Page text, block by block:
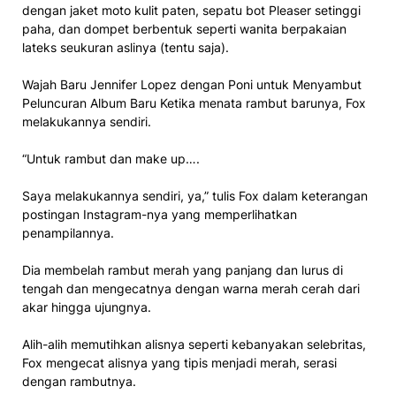
dengan jaket moto kulit paten, sepatu bot Pleaser setinggi
paha, dan dompet berbentuk seperti wanita berpakaian
lateks seukuran aslinya (tentu saja).
Wajah Baru Jennifer Lopez dengan Poni untuk Menyambut
Peluncuran Album Baru Ketika menata rambut barunya, Fox
melakukannya sendiri.
“Untuk rambut dan make up….
Saya melakukannya sendiri, ya,” tulis Fox dalam keterangan
postingan Instagram-nya yang memperlihatkan
penampilannya.
Dia membelah rambut merah yang panjang dan lurus di
tengah dan mengecatnya dengan warna merah cerah dari
akar hingga ujungnya.
Alih-alih memutihkan alisnya seperti kebanyakan selebritas,
Fox mengecat alisnya yang tipis menjadi merah, serasi
dengan rambutnya.